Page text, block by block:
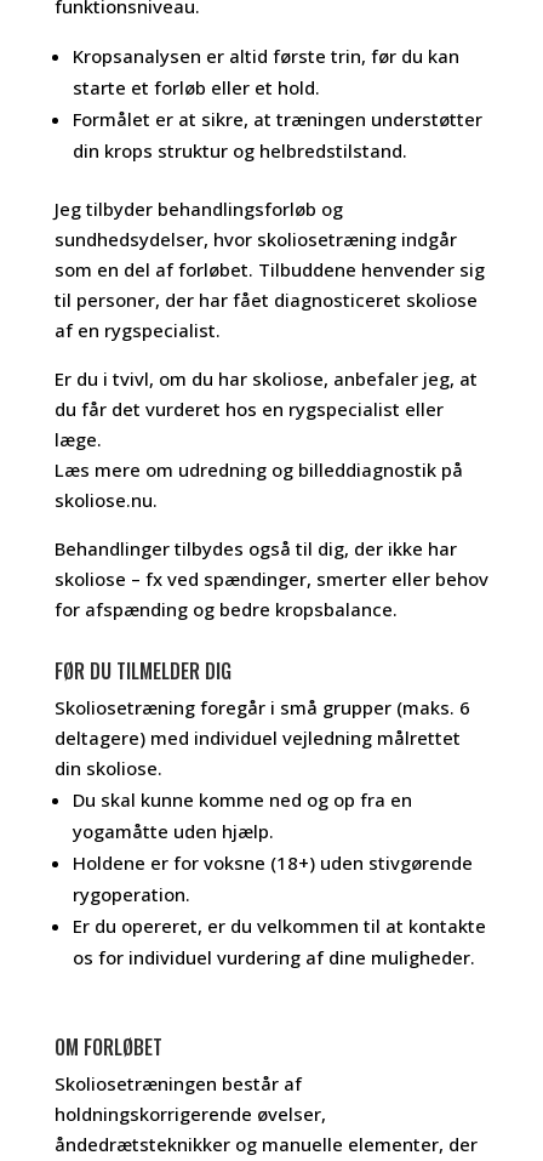
funktionsniveau.
Kropsanalysen er altid første trin, før du kan
starte et forløb eller et hold.
Formålet er at sikre, at træningen understøtter
din krops struktur og helbredstilstand.
Jeg tilbyder behandlingsforløb og
sundhedsydelser, hvor skoliosetræning indgår
som en del af forløbet. Tilbuddene henvender sig
til personer, der har fået diagnosticeret skoliose
af en rygspecialist.
Er du i tvivl, om du har skoliose, anbefaler jeg, at
du får det vurderet hos en rygspecialist eller
læge.
Læs mere om udredning og billeddiagnostik på
skoliose.nu.
Behandlinger tilbydes også til dig, der ikke har
skoliose – fx ved spændinger, smerter eller behov
for afspænding og bedre kropsbalance.
FØR DU TILMELDER DIG
Skoliosetræning foregår i små grupper (maks. 6
deltagere) med individuel vejledning målrettet
din skoliose.
Du skal kunne komme ned og op fra en
yogamåtte uden hjælp.
Holdene er for voksne (18+) uden stivgørende
rygoperation.
Er du opereret, er du velkommen til at kontakte
os for individuel vurdering af dine muligheder.
OM FORLØBET
Skoliosetræningen består af
holdningskorrigerende øvelser,
åndedrætsteknikker og manuelle elementer, der